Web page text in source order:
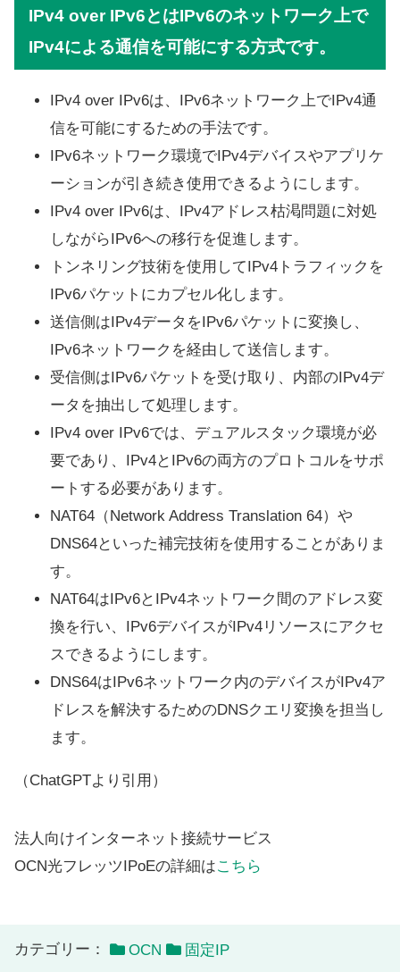
IPv4 over IPv6とはIPv6のネットワーク上で
IPv4による通信を可能にする方式です。
IPv4 over IPv6は、IPv6ネットワーク上でIPv4通
信を可能にするための手法です。
IPv6ネットワーク環境でIPv4デバイスやアプリケ
ーションが引き続き使用できるようにします。
IPv4 over IPv6は、IPv4アドレス枯渇問題に対処
しながらIPv6への移行を促進します。
トンネリング技術を使用してIPv4トラフィックを
IPv6パケットにカプセル化します。
送信側はIPv4データをIPv6パケットに変換し、
IPv6ネットワークを経由して送信します。
受信側はIPv6パケットを受け取り、内部のIPv4デ
ータを抽出して処理します。
IPv4 over IPv6では、デュアルスタック環境が必
要であり、IPv4とIPv6の両方のプロトコルをサポ
ートする必要があります。
NAT64（Network Address Translation 64）や
DNS64といった補完技術を使用することがありま
す。
NAT64はIPv6とIPv4ネットワーク間のアドレス変
換を行い、IPv6デバイスがIPv4リソースにアクセ
スできるようにします。
DNS64はIPv6ネットワーク内のデバイスがIPv4ア
ドレスを解決するためのDNSクエリ変換を担当し
ます。
（ChatGPTより引用）
法人向けインターネット接続サービス
OCN光フレッツIPoEの詳細はこちら
カテゴリー： OCN
固定IP